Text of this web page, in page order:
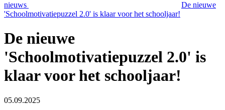
nieuws
De nieuwe
'Schoolmotivatiepuzzel 2.0' is klaar voor het schooljaar!
De nieuwe
'Schoolmotivatiepuzzel 2.0' is
klaar voor het schooljaar!
05.09.2025